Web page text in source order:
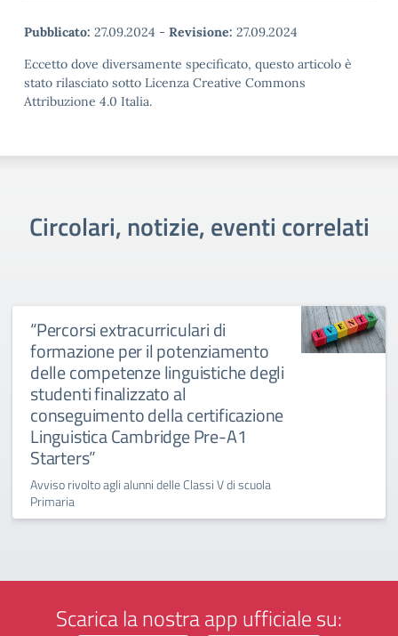
Pubblicato: 27.09.2024 - Revisione: 27.09.2024
Eccetto dove diversamente specificato, questo articolo è
stato rilasciato sotto Licenza Creative Commons
Attribuzione 4.0 Italia.
Circolari, notizie, eventi correlati
“Percorsi extracurriculari di
formazione per il potenziamento
delle competenze linguistiche degli
studenti finalizzato al
conseguimento della certificazione
Linguistica Cambridge Pre-A1
Starters”
Avviso rivolto agli alunni delle Classi V di scuola
Primaria
Scarica la nostra app ufficiale su: